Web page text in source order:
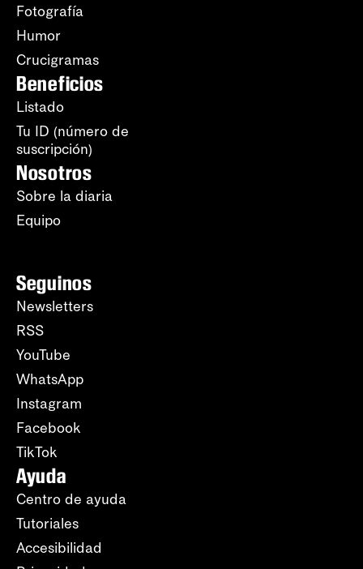
Fotografía
Humor
Crucigramas
Beneficios
Listado
Tu ID (número de
suscripción)
Nosotros
Sobre la diaria
Equipo
Seguinos
Newsletters
RSS
YouTube
WhatsApp
Instagram
Facebook
TikTok
Ayuda
Centro de ayuda
Tutoriales
Accesibilidad